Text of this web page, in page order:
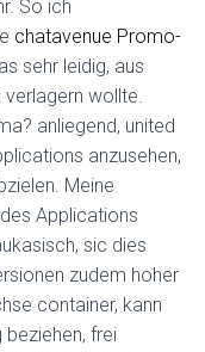
So ich
chatavenue Promo-
sehr leidig, aus
wollte.
anliegend, united
anzusehen,
Meine
Applications
sic dies
zudem hoher
container, kann
frei